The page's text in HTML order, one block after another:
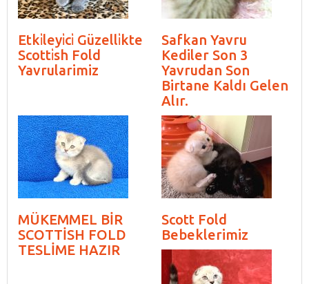
Etki̇leyi̇ci̇ Güzelli̇kte
Scotti̇sh Fold
Yavrularimiz
Safkan Yavru
Kediler Son 3
Yavrudan Son
Birtane Kaldı Gelen
Alır.
MÜKEMMEL BİR
SCOTTİSH FOLD
TESLİME HAZIR
Scott Fold
Bebeklerimiz